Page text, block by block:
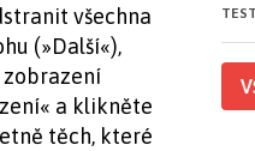
všechna
(»Další«),
zobrazení
a klikněte
těch, které